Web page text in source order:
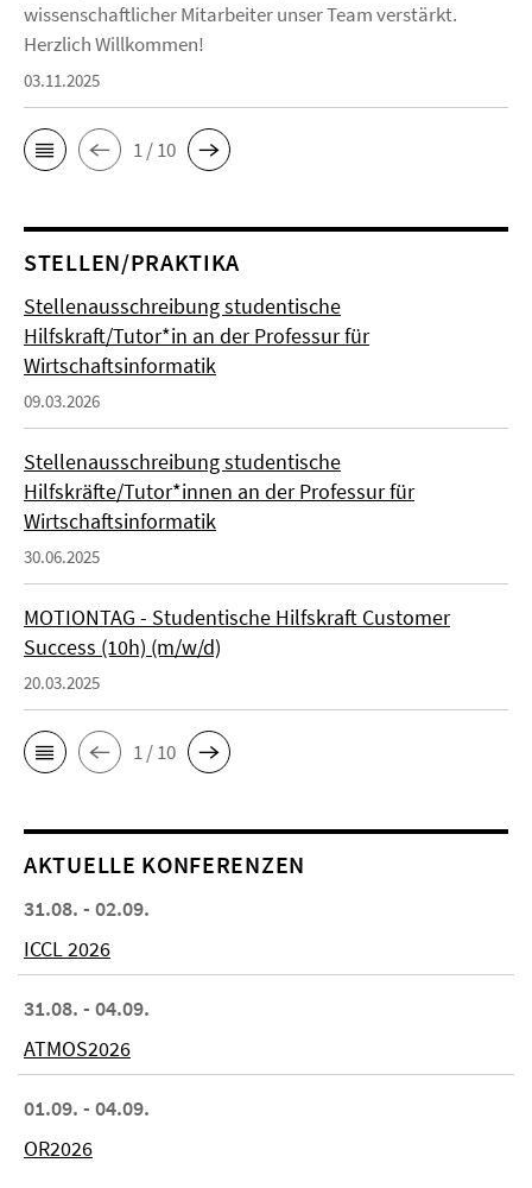
wissenschaftlicher Mitarbeiter unser Team verstärkt.
Herzlich Willkommen!
03.11.2025
1 / 10
STELLEN/PRAKTIKA
Stellenausschreibung studentische
Hilfskraft/Tutor*in an der Professur für
Wirtschaftsinformatik
09.03.2026
Stellenausschreibung studentische
Hilfskräfte/Tutor*innen an der Professur für
Wirtschaftsinformatik
30.06.2025
MOTIONTAG - Studentische Hilfskraft Customer
Success (10h) (m/w/d)
20.03.2025
1 / 10
AKTUELLE KONFERENZEN
31.08. - 02.09.
ICCL 2026
31.08. - 04.09.
ATMOS2026
01.09. - 04.09.
OR2026